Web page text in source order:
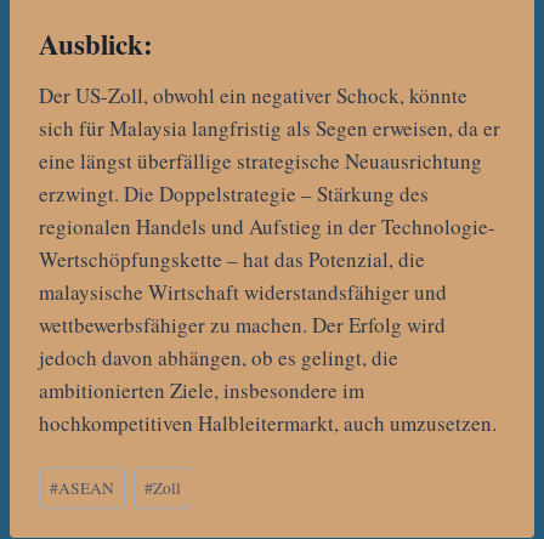
Ausblick:
Der US-Zoll, obwohl ein negativer Schock, könnte
sich für Malaysia langfristig als Segen erweisen, da er
eine längst überfällige strategische Neuausrichtung
erzwingt. Die Doppelstrategie – Stärkung des
regionalen Handels und Aufstieg in der Technologie-
Wertschöpfungskette – hat das Potenzial, die
malaysische Wirtschaft widerstandsfähiger und
wettbewerbsfähiger zu machen. Der Erfolg wird
jedoch davon abhängen, ob es gelingt, die
ambitionierten Ziele, insbesondere im
hochkompetitiven Halbleitermarkt, auch umzusetzen.
Schlagworte:
#ASEAN #Zoll